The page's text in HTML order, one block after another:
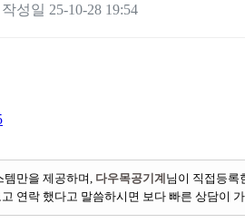
작성일 25-10-28 19:54
만을 제공하며, 다우목공기계님이 직접등록
연락 했다고 말씀하시면 보다 빠른 상담이